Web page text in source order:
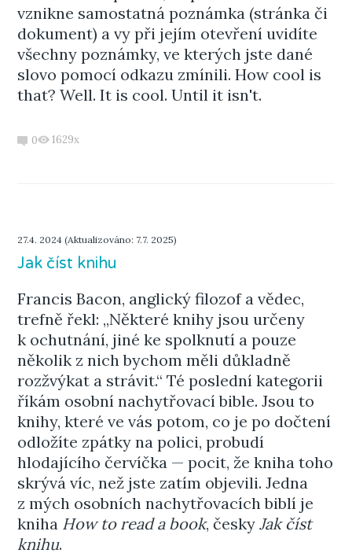
vznikne samostatná poznámka (stránka či
dokument) a vy při jejím otevření uvidíte
všechny poznámky, ve kterých jste dané
slovo pomocí odkazu zmínili. How cool is
that? Well. It is cool. Until it isn't.
0 1629x
27.4. 2024 (Aktualizováno: 7.7. 2025)
Jak číst knihu
Francis Bacon, anglický filozof a vědec,
trefně řekl: „Některé knihy jsou určeny
k ochutnání, jiné ke spolknutí a pouze
několik z nich bychom měli důkladně
rozžvýkat a strávit.“ Té poslední kategorii
říkám osobní nachytřovací bible. Jsou to
knihy, které ve vás potom, co je po dočtení
odložíte zpátky na polici, probudí
hlodajícího červíčka — pocit, že kniha toho
skrývá víc, než jste zatím objevili. Jedna
z mých osobních nachytřovacích biblí je
kniha How to read a book, českyJak číst
knihu.